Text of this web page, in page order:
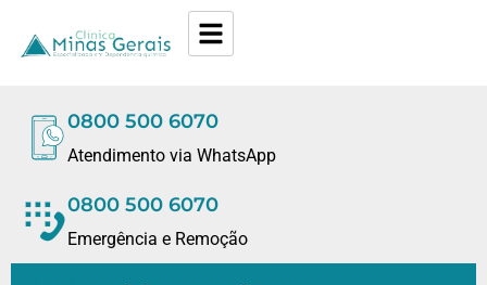
0800 500 6070
Atendimento via WhatsApp
0800 500 6070
Emergência e Remoção